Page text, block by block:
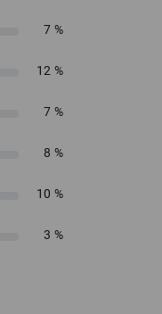
7 %
12 %
7 %
8 %
10 %
3 %